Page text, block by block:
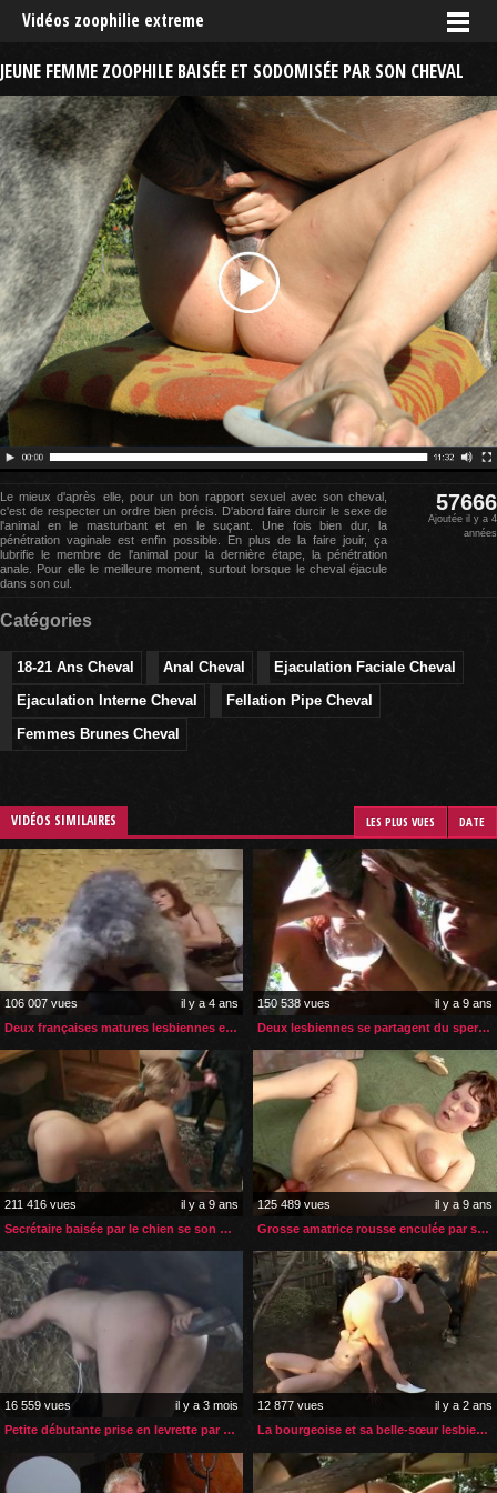
Vidéos zoophilie extreme
JEUNE FEMME ZOOPHILE BAISÉE ET SODOMISÉE PAR SON CHEVAL
Le mieux d'après elle, pour un bon rapport sexuel avec son cheval,
c'est de respecter un ordre bien précis. D'abord faire durcir le sexe de
l'animal en le masturbant et en le suçant. Une fois bien dur, la
pénétration vaginale est enfin possible. En plus de la faire jouir, ça
lubrifie le membre de l'animal pour la dernière étape, la pénétration
anale. Pour elle le meilleure moment, surtout lorsque le cheval éjacule
dans son cul.
57666
Ajoutée il y a 4
années
Catégories
18-21 Ans Cheval Anal Cheval
Ejaculation Faciale Cheval
Ejaculation Interne Cheval
Fellation Pipe Cheval
Femmes Brunes Cheval
VIDÉOS SIMILAIRES LES PLUS VUES DATE
106 007 vues
il y a 4 ans
Deux françaises matures lesbiennes et zoophiles
150 538 vues
il y a 9 ans
Deux lesbiennes se partagent du sperme de cheval
211 416 vues
il y a 9 ans
Secrétaire baisée par le chien se son patron
125 489 vues
il y a 9 ans
Grosse amatrice rousse enculée par son chien
16 559 vues
il y a 3 mois
Petite débutante prise en levrette par son cheval
12 877 vues
il y a 2 ans
La bourgeoise et sa belle-sœur lesbienne essaient la zoophilie